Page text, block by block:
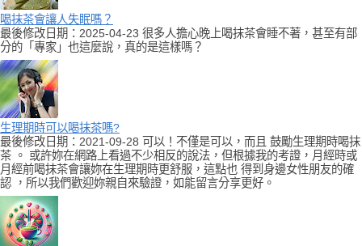
喝抹茶會讓人失眠嗎？
最後修改日期：2025-04-23 很多人擔心晚上喝抹茶會睡不著，甚至有部
分的「專家」也這麼說，真的是這樣嗎？
生理期時可以喝抹茶嗎?
最後修改日期：2021-09-28 可以！不僅是可以，而且 鼓勵生理期時喝抹
茶 。 或許妳在網路上看過不少相反的說法，但根據我的考證，月經時或
月經前喝抹茶會讓妳在生理期時更舒服，這點也 得到身邊女性朋友的確
認 ，所以我們歡迎妳親自來驗證，如能留言分享更好。